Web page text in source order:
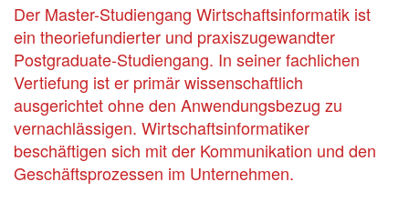
Der Master-Studiengang Wirtschaftsinformatik ist
ein theoriefundierter und praxiszugewandter
Postgraduate-Studiengang. In seiner fachlichen
Vertiefung ist er primär wissenschaftlich
ausgerichtet ohne den Anwendungsbezug zu
vernachlässigen. Wirtschaftsinformatiker
beschäftigen sich mit der Kommunikation und den
Geschäftsprozessen im Unternehmen.